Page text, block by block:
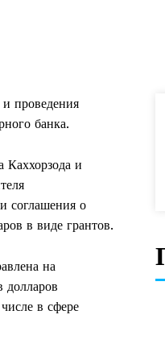
проведения
банка.
и
соглашения о
в виде грантов.
на
в сфере